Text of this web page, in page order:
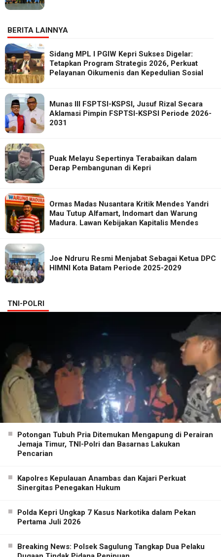
BERITA LAINNYA
Sidang MPL I PGIW Kepri Sukses Digelar:
Tetapkan Program Strategis 2026, Perkuat
Pelayanan Oikumenis dan Kepedulian Sosial
Munas III FSPTSI-KSPSI, Jusuf Rizal Secara
Aklamasi Pimpin FSPTSI-KSPSI Periode 2026-
2031
Puak Melayu Sepertinya Terabaikan dalam
Derap Pembangunan di Kepri
Ormas Madas Nusantara Kritik Mendes Yandri
Mau Tutup Alfamart, Indomart dan Warung
Madura. Lawan Kebijakan Kapitalis Mendes
Joe Ndruru Resmi Menjabat Sebagai Ketua DPC
HIMNI Kota Batam Periode 2025-2029
TNI-POLRI
Potongan Tubuh Pria Ditemukan Mengapung di Perairan
Jemaja Timur, TNI-Polri dan Basarnas Lakukan
Pencarian
Kapolres Kepulauan Anambas dan Kajari Perkuat
Sinergitas Penegakan Hukum
Polda Kepri Ungkap 7 Kasus Narkotika dalam Pekan
Pertama Juli 2026
Breaking News: Polsek Sagulung Tangkap Dua Pelaku